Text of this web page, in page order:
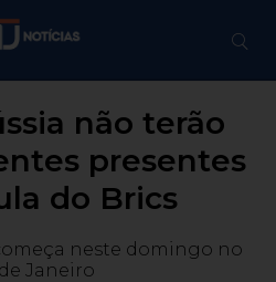
não terão
presentes
do Brics
neste domingo no
Janeiro